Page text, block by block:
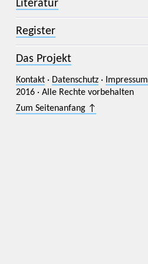
Literatur
Register
Das Projekt
Kontakt· Datenschutz· Impressum
2016 · Alle Rechte vorbehalten
Zum Seitenanfang ↑